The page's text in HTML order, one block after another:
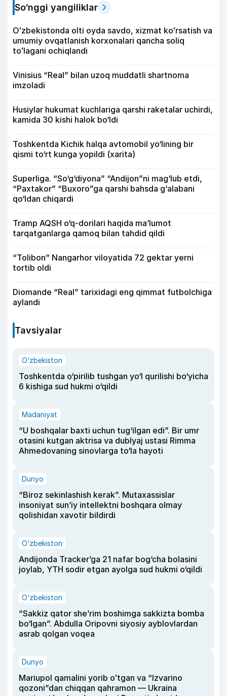
So‘nggi yangiliklar
Oʻzbekistonda olti oyda savdo, xizmat koʻrsatish va
umumiy ovqatlanish korxonalari qancha soliq
toʻlagani ochiqlandi
Vinisius “Real” bilan uzoq muddatli shartnoma
imzoladi
Husiylar hukumat kuchlariga qarshi raketalar uchirdi,
kamida 30 kishi halok bo‘ldi
Toshkentda Kichik halqa avtomobil yo‘lining bir
qismi to‘rt kunga yopildi (xarita)
Superliga. “So‘g‘diyona” “Andijon”ni mag‘lub etdi,
“Paxtakor” “Buxoro”ga qarshi bahsda g‘alabani
qo‘ldan chiqardi
Tramp AQSH o‘q-dorilari haqida ma’lumot
tarqatganlarga qamoq bilan tahdid qildi
“Tolibon” Nangarhor viloyatida 72 gektar yerni
tortib oldi
Diomande “Real” tarixidagi eng qimmat futbolchiga
aylandi
Tavsiyalar
O‘zbekiston
Toshkentda o‘pirilib tushgan yo‘l qurilishi bo‘yicha
6 kishiga sud hukmi o‘qildi
Madaniyat
“U boshqalar baxti uchun tug‘ilgan edi”. Bir umr
otasini kutgan aktrisa va dublyaj ustasi Rimma
Ahmedovaning sinovlarga to‘la hayoti
Dunyo
“Biroz sekinlashish kerak”. Mutaxassislar
insoniyat sun’iy intellektni boshqara olmay
qolishidan xavotir bildirdi
O‘zbekiston
Andijonda Tracker’ga 21 nafar bog‘cha bolasini
joylab, YTH sodir etgan ayolga sud hukmi o‘qildi
O‘zbekiston
“Sakkiz qator she’rim boshimga sakkizta bomba
bo‘lgan”. Abdulla Oripovni siyosiy ayblovlardan
asrab qolgan voqea
Dunyo
Mariupol qamalini yorib oʻtgan va “Izvarino
qozoni”dan chiqqan qahramon — Ukraina